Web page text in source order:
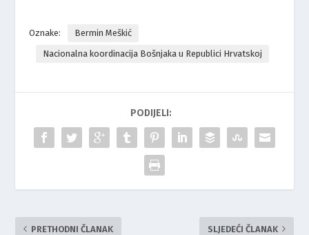
Oznake:
Bermin Meškić
Nacionalna koordinacija Bošnjaka u Republici Hrvatskoj
PODIJELI:
PRETHODNI ČLANAK SLJEDEĆI ČLANAK